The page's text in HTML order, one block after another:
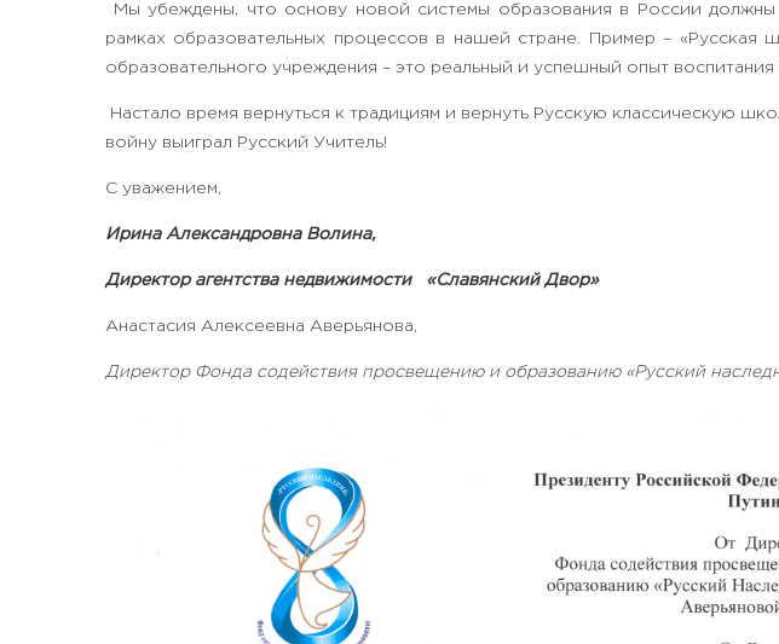
Мы убеждены, что основу новой системы образования в России
рамках образовательных процессов в нашей стране. Пример –
образовательного учреждения – это реальный и успешный опыт
Настало время вернуться к традициям и вернуть Русскую классическую
войну выиграл Русский Учитель!
С уважением,
Ирина Александровна Волина,
Директор агентства недвижимости «Славянский Двор»
Анастасия Алексеевна Аверьянова,
Директор Фонда содействия просвещению и образованию «Русский